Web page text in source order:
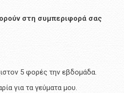
στη συμπεριφορά σας
5 φορές την εβδομάδα.
για τα γεύματα μου.